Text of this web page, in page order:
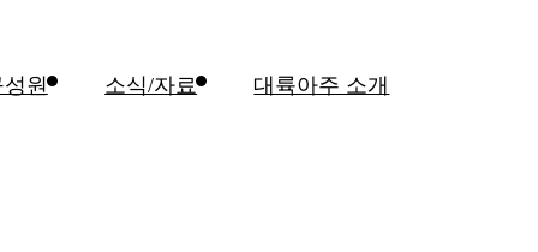
성원 소식/자료 대륙아주 소개